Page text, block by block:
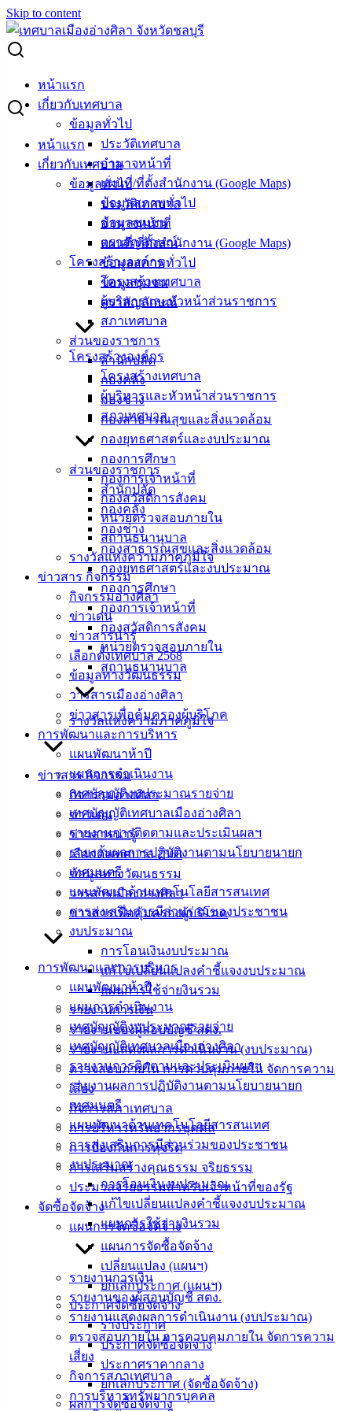
Skip to content
หน้าแรก
เกี่ยวกับเทศบาล
ข้อมูลทั่วไป
ประวัติเทศบาล
อำนาจหน้าที่
แผนที่/ที่ตั้งสำนักงาน (Google Maps)
ข้อมูลสภาพทั่วไป
ข้อมูลชุมชน
ตราสัญลักษณ์
โครงสร้างองค์กร
โครงสร้างเทศบาล
ผู้บริหารและหัวหน้าส่วนราชการ
สภาเทศบาล
ส่วนของราชการ
สำนักปลัด
กองคลัง
กองช่าง
กองสาธารณสุขและสิ่งแวดล้อม
กองยุทธศาสตร์และงบประมาณ
กองการศึกษา
กองการเจ้าหน้าที่
กองสวัสดิการสังคม
หน่วยตรวจสอบภายใน
สถานธนานุบาล
รางวัลแห่งความภาคภูมิใจ
ข่าวสาร กิจกรรม
กิจกรรมอ่างศิลา
ข่าวเด่น
ข่าวสารน่ารู้
เลือกตั้งเทศบาล 2568
ข้อมูลทางวัฒนธรรม
วารสารเมืองอ่างศิลา
ข่าวสารเพื่อคุ้มครองผู้บริโภค
การพัฒนาและการบริหาร
แผนพัฒนาห้าปี
แผนการดำเนินงาน
เทศบัญญัติงบประมาณรายจ่าย
เทศบัญญัติเทศบาลเมืองอ่างศิลา
รายงานการติดตามและประเมินผลฯ
รายงานผลการปฏิบัติงานตามนโยบายนายก
เทศมนตรี
แผนพัฒนาด้านเทคโนโลยีสารสนเทศ
การส่งเสริมการมีส่วนร่วมของประชาชน
งบประมาณ
การโอนเงินงบประมาณ
แก้ไขเปลี่ยนแปลงคำชี้แจงงบประมาณ
แผนการใช้จ่ายงินรวม
รายงานการเงิน
รายงานของผู้สอบบัญชี สตง.
รายงานแสดงผลการดำเนินงาน (งบประมาณ)
ตรวจสอบภายใน การควบคุมภายใน จัดการความ
เสี่ยง
กิจการสภาเทศบาล
การบริหารทรัพยากรบุคคล
การป้องกันการทุจริต
การเสริมสร้างคุณธรรม จริยธรรม
ประมวลจริยธรรมสำหรับเจ้าหน้าที่ของรัฐ
จัดซื้อจัดจ้าง
แผนการจัดซื้อจัดจ้าง
แผนการจัดซื้อจัดจ้าง
เปลี่ยนแปลง (แผนฯ)
ยกเลิกประกาศ (แผนฯ)
ประกาศจัดซื้อจัดจ้าง
ร่างประกาศ
ประกาศจัดซื้อจัดจ้าง
ประกาศราคากลาง
ยกเลิกประกาศ (จัดซื้อจัดจ้าง)
ผลการจัดซื้อจัดจ้าง
หน้าแรก
เกี่ยวกับเทศบาล
ข้อมูลทั่วไป
ประวัติเทศบาล
อำนาจหน้าที่
แผนที่/ที่ตั้งสำนักงาน (Google Maps)
ข้อมูลสภาพทั่วไป
ข้อมูลชุมชน
ตราสัญลักษณ์
โครงสร้างองค์กร
โครงสร้างเทศบาล
ผู้บริหารและหัวหน้าส่วนราชการ
สภาเทศบาล
ส่วนของราชการ
สำนักปลัด
กองคลัง
กองช่าง
กองสาธารณสุขและสิ่งแวดล้อม
กองยุทธศาสตร์และงบประมาณ
กองการศึกษา
กองการเจ้าหน้าที่
กองสวัสดิการสังคม
หน่วยตรวจสอบภายใน
สถานธนานุบาล
รางวัลแห่งความภาคภูมิใจ
ข่าวสาร กิจกรรม
กิจกรรมอ่างศิลา
ข่าวเด่น
ข่าวสารน่ารู้
เลือกตั้งเทศบาล 2568
ข้อมูลทางวัฒนธรรม
วารสารเมืองอ่างศิลา
ข่าวสารเพื่อคุ้มครองผู้บริโภค
การพัฒนาและการบริหาร
แผนพัฒนาห้าปี
แผนการดำเนินงาน
เทศบัญญัติงบประมาณรายจ่าย
เทศบัญญัติเทศบาลเมืองอ่างศิลา
รายงานการติดตามและประเมินผลฯ
รายงานผลการปฏิบัติงานตามนโยบายนายก
เทศมนตรี
แผนพัฒนาด้านเทคโนโลยีสารสนเทศ
การส่งเสริมการมีส่วนร่วมของประชาชน
งบประมาณ
การโอนเงินงบประมาณ
แก้ไขเปลี่ยนแปลงคำชี้แจงงบประมาณ
แผนการใช้จ่ายงินรวม
รายงานการเงิน
รายงานของผู้สอบบัญชี สตง.
รายงานแสดงผลการดำเนินงาน (งบประมาณ)
ตรวจสอบภายใน การควบคุมภายใน จัดการความ
เสี่ยง
กิจการสภาเทศบาล
การบริหารทรัพยากรบุคคล
Search for:
ประกวดราคาจ้างโครงการก่อสร้างถนนคอนกรีตเสริมเหล็กฯ
บริเวณแยกซอย 9 ประชาสุนทร (บ้านปากคลองโรงนาค)
ประกวดราคาจ้างโครงการก่อสร้างถนน
คอนกรีตเสริมเหล็กฯ บริเวณแยกซอย 9
ประชาสุนทร (บ้านปากคลองโรงนาค)
เมษายน 24, 2024พฤษภาคม 2, 2024 vichakarn
ซื้อจัดจ้าง, ประกาศจัดซื้อจัดจ้าง
ถนนคอนกรีตเสริมเหล็กฯ-บริเวณแยกซอย-9-ประชาสุนทร-บ้าน
ปากคลองโรงนาคดาวน์โหลด
เทศบาล
สำนักงาน
อ.เมือง จ.ชลบุรี
038-
บริการ
ประชาชน
ดาวน์โหลด
แบบ
ฟอร์ม,
เอกสาร
คู่มือ
สำหรับ
ประชาชน/
คู่มือการ
ปฏิบัติ
งาน
ข่าวสาร
น่ารู้
ข้อมูล
ข่าวสาร
อิเล็กทรอนิกส์
องค์
ความรู้
(Knowledge
Management)
เทศบาล
สายตรง
นายก
ประวัติ
เทศบาล
ผู้บริหาร
และ
หัวหน้า
ส่วน
ราชการ
สภา
เทศบาล